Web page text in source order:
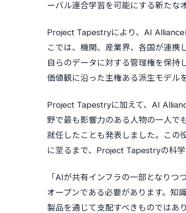
ーバル連合学習を可能にする新たな
Project Tapestryにより、AI
こでは、機関、産業界、各国が連携
自らのデータに対する管理権を保持
価値観に沿った主権ある派生モデル
Project Tapestryに加えて、AI
野で最も影響力のある人物の一人で
就任したことも発表しました。この
に至るまで、Project Tapestryの科学
「AIが共有インフラの一部となり
オープンである必要があります。知
製品を通じて支配すべきものではあ